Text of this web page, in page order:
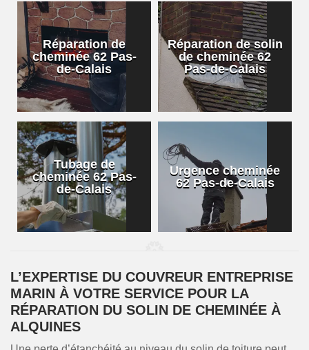
Réparation de
cheminée 62 Pas-
de-Calais
Réparation de solin
de cheminée 62
Pas-de-Calais
Tubage de
cheminée 62 Pas-
de-Calais
Urgence cheminée
62 Pas-de-Calais
L’EXPERTISE DU COUVREUR ENTREPRISE
MARIN À VOTRE SERVICE POUR LA
RÉPARATION DU SOLIN DE CHEMINÉE À
ALQUINES